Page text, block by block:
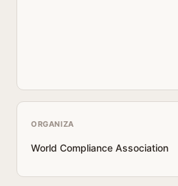
ORGANIZA
World Compliance Association